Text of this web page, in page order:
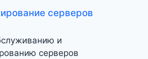
серверов
и
серверов